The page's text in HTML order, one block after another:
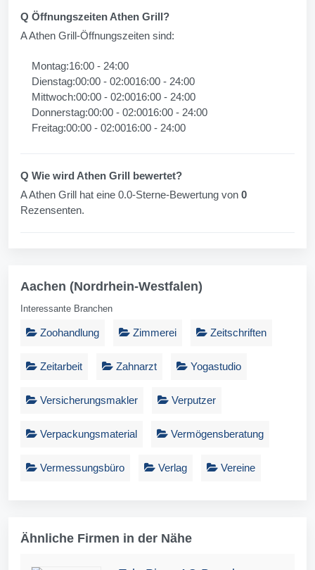
Q Öffnungszeiten Athen Grill?
A Athen Grill-Öffnungszeiten sind:
Montag:16:00 - 24:00
Dienstag:00:00 - 02:0016:00 - 24:00
Mittwoch:00:00 - 02:0016:00 - 24:00
Donnerstag:00:00 - 02:0016:00 - 24:00
Freitag:00:00 - 02:0016:00 - 24:00
Q Wie wird Athen Grill bewertet?
A Athen Grill hat eine 0.0-Sterne-Bewertung von 0
Rezensenten.
Aachen (Nordrhein-Westfalen)
Interessante Branchen
Zoohandlung Zimmerei Zeitschriften
Zeitarbeit Zahnarzt Yogastudio
Versicherungsmakler Verputzer
Verpackungsmaterial Vermögensberatung
Vermessungsbüro Verlag Vereine
Ähnliche Firmen in der Nähe